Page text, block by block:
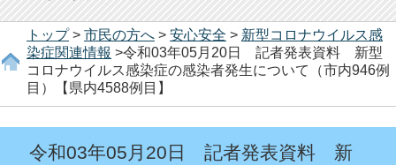
トップ> 市民の方へ > 安心安全 > 新型コロナウイルス感
染症関連情報 >令和03年05月20日 記者発表資料 新型
コロナウイルス感染症の感染者発生について（市内946例
目）【県内4588例目】
令和03年05月20日 記者発表資料 新